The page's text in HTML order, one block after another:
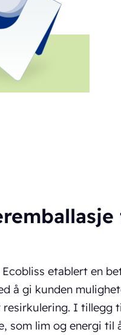
Ecobliss etablert en
å gi kunden
resirkulering. I tillegg
som lim og energi til